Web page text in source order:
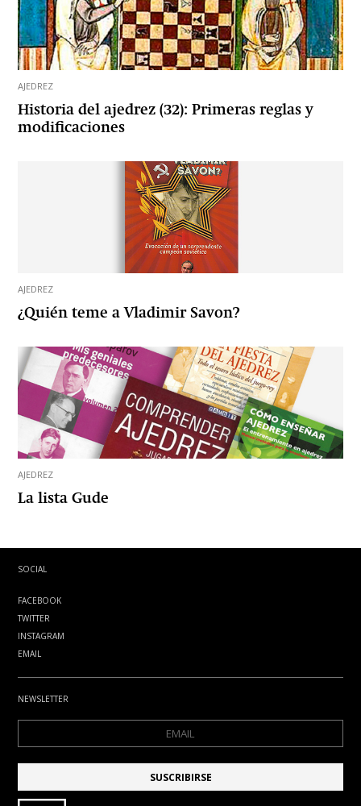
AJEDREZ
Historia del ajedrez (32): Primeras reglas y
modificaciones
AJEDREZ
¿Quién teme a Vladimir Savon?
AJEDREZ
La lista Gude
SOCIAL
FACEBOOK
TWITTER
INSTAGRAM
EMAIL
NEWSLETTER